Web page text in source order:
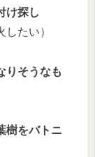
け探し
たい）
りそうなも
樹をバトニ